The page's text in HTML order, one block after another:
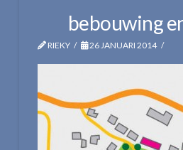
bebouwing
RIEKY 26 JANUARI 2014